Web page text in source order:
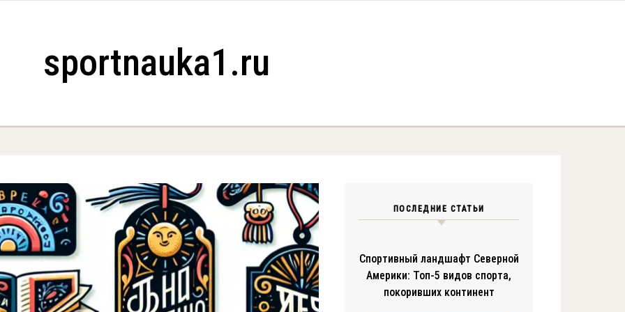
sportnauka1.ru
ПОСЛЕДНИЕ СТАТЬИ
Спортивный ландшафт Северной
Америки: Топ-5 видов спорта,
покоривших континент